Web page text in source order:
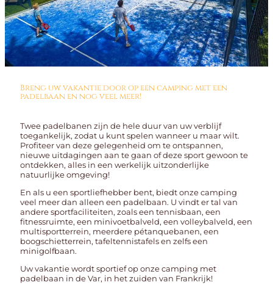
Breng uw vakantie door op een camping met een
padelbaan en nog veel meer!
Twee padelbanen zijn de hele duur van uw verblijf
toegankelijk, zodat u kunt spelen wanneer u maar wilt.
Profiteer van deze gelegenheid om te ontspannen,
nieuwe uitdagingen aan te gaan of deze sport gewoon te
ontdekken, alles in een werkelijk uitzonderlijke
natuurlijke omgeving!
En als u een sportliefhebber bent, biedt onze camping
veel meer dan alleen een padelbaan. U vindt er tal van
andere sportfaciliteiten, zoals een tennisbaan, een
fitnessruimte, een minivoetbalveld, een volleybalveld, een
multisportterrein, meerdere pétanquebanen, een
boogschietterrein, tafeltennistafels en zelfs een
minigolfbaan.
Uw vakantie wordt sportief op onze camping met
padelbaan in de Var, in het zuiden van Frankrijk!